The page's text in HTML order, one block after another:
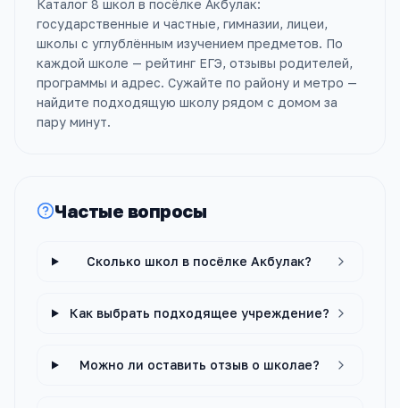
Каталог 8 школ в посёлке Акбулак:
государственные и частные, гимназии, лицеи,
школы с углублённым изучением предметов. По
каждой школе — рейтинг ЕГЭ, отзывы родителей,
программы и адрес. Сужайте по району и метро —
найдите подходящую школу рядом с домом за
пару минут.
Частые вопросы
Сколько школ в посёлке Акбулак?
Как выбрать подходящее учреждение?
Можно ли оставить отзыв о школае?